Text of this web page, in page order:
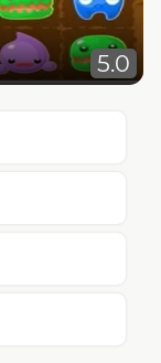
5.0